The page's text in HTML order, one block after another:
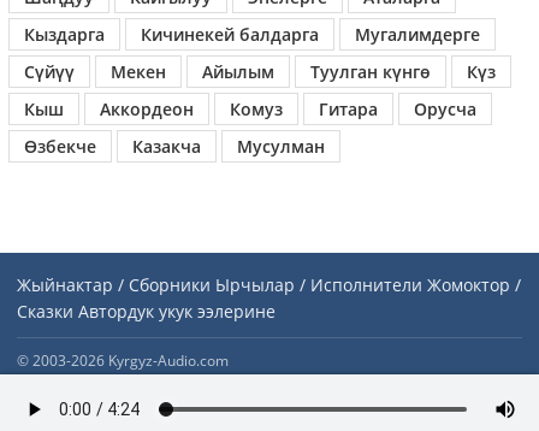
Кыздарга
Кичинекей балдарга
Мугалимдерге
Сүйүү
Мекен Айылым Туулган күнгө
Күз
Кыш
Аккордеон Комуз Гитара
Орусча
Өзбекче
Казакча Мусулман
Жыйнактар / Сборники Ырчылар / Исполнители Жомоктор /
Сказки Автордук укук ээлерине
© 2003-2026 Kyrgyz-Audio.com